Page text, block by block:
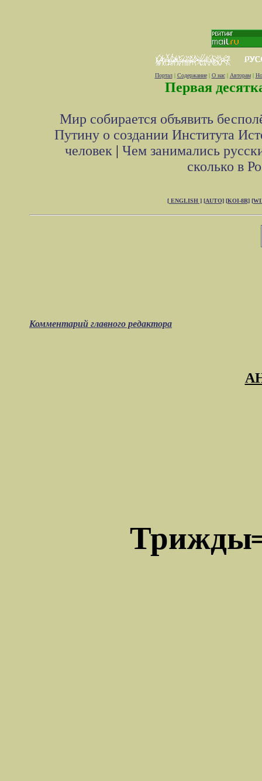
Портал| Содержание| О нас| Авторам|
Первая
Мир собирается объявить
Путину о создании Института
человек | Чем занимались
сколько в
[ ENGLISH ] [AUTO] [KOI-8R]
Комментарий главного редактора
Трижды